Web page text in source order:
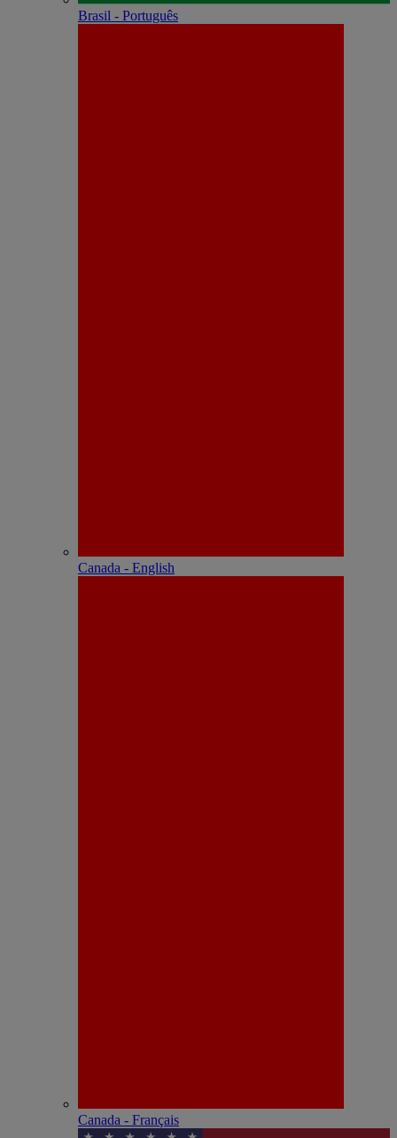
Brasil - Português
Canada - English
Canada - Français